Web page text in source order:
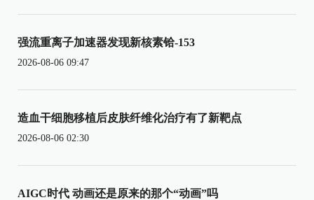
强流重离子加速器发现新核素铪-153
2026-08-06 09:47
造血干细胞移植后皮肤纤维化治疗有了新靶点
2026-08-06 02:30
AIGC时代 动画还是原来的那个“动画”吗